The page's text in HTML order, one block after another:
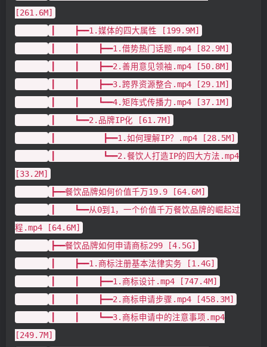
[261.6M]
┃ ┣━━1.媒体的四大属性 [199.9M]
┃ ┃ ┣━━1.借势热门话题.mp4 [82.9M]
┃ ┃ ┣━━2.善用意见领袖.mp4 [50.8M]
┃ ┃ ┣━━3.跨界资源整合.mp4 [29.1M]
┃ ┃ ┗━━4.矩阵式传播力.mp4 [37.1M]
┃ ┗━━2.品牌IP化 [61.7M]
┃ ┣━━1.如何理解IP？.mp4 [28.5M]
┃ ┗━━2.餐饮人打造IP的四大方法.mp4
[33.2M]
┣━━餐饮品牌如何价值千万19.9 [64.6M]
┃ ┗━━从0到1，一个价值千万餐饮品牌的崛起过
程.mp4 [64.6M]
┣━━餐饮品牌如何申请商标299 [4.5G]
┃ ┣━━1.商标注册基本法律实务 [1.4G]
┃ ┃ ┣━━1.商标设计.mp4 [747.4M]
┃ ┃ ┣━━2.商标申请步骤.mp4 [458.3M]
┃ ┃ ┗━━3.商标申请中的注意事项.mp4
[249.7M]